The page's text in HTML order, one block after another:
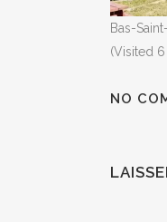
Bas-
(Visited
NO